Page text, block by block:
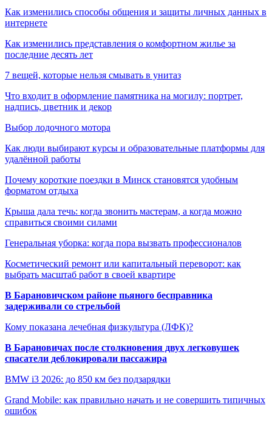
Как изменились способы общения и защиты личных данных в
интернете
Как изменились представления о комфортном жилье за
последние десять лет
7 вещей, которые нельзя смывать в унитаз
Что входит в оформление памятника на могилу: портрет,
надпись, цветник и декор
Выбор лодочного мотора
Как люди выбирают курсы и образовательные платформы для
удалённой работы
Почему короткие поездки в Минск становятся удобным
форматом отдыха
Крыша дала течь: когда звонить мастерам, а когда можно
справиться своими силами
Генеральная уборка: когда пора вызвать профессионалов
Косметический ремонт или капитальный переворот: как
выбрать масштаб работ в своей квартире
В Барановичском районе пьяного бесправника
задерживали со стрельбой
Кому показана лечебная физкультура (ЛФК)?
В Барановичах после столкновения двух легковушек
спасатели деблокировали пассажира
BMW i3 2026: до 850 км без подзарядки
Grand Mobile: как правильно начать и не совершить типичных
ошибок